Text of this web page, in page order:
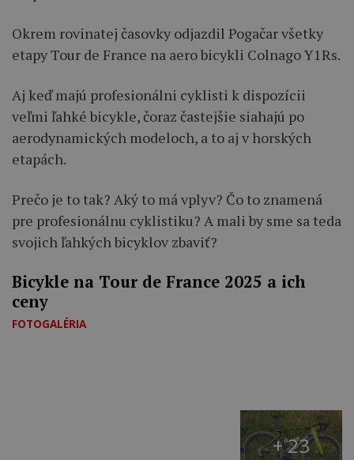
Okrem rovinatej časovky odjazdil Pogačar všetky
etapy Tour de France na aero bicykli Colnago Y1Rs.
Aj keď majú profesionálni cyklisti k dispozícii
veľmi ľahké bicykle, čoraz častejšie siahajú po
aerodynamických modeloch, a to aj v horských
etapách.
Prečo je to tak? Aký to má vplyv? Čo to znamená
pre profesionálnu cyklistiku? A mali by sme sa teda
svojich ľahkých bicyklov zbaviť?
Bicykle na Tour de France 2025 a ich
ceny
FOTOGALÉRIA
+ 23